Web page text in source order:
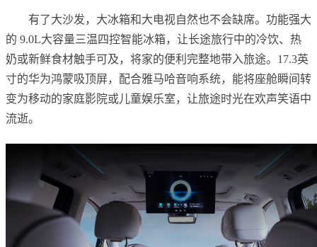
有了大沙发，大冰箱和大电视自然也不会缺席。功能强大
的 9.0L大容量三温四控智能冰箱，让长途旅行中的冷饮、热
奶或新鲜食材触手可及，将家的便利完整地带入旅途。17.3英
寸的华为鸿蒙吸顶屏，配合雅马哈音响系统，能将座舱瞬间转
变为移动的家庭影院或儿童娱乐室，让旅途时光在欢声笑语中
流逝。